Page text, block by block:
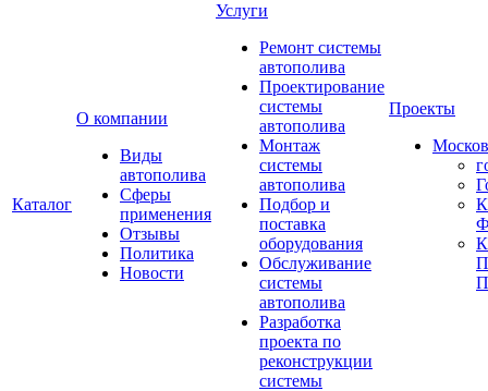
Каталог
О компании
Виды
автополива
Сферы
применения
Отзывы
Политика
Новости
Услуги
Ремонт системы
автополива
Проектирование
системы
автополива
Монтаж
системы
автополива
Подбор и
поставка
оборудования
Обслуживание
системы
автополива
Разработка
проекта по
реконструкции
системы
Проекты